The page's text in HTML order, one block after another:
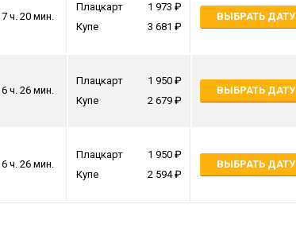
7 ч. 20 мин.
Плацкарт
1 973
Купе
3 681
ВЫБРАТЬ ДАТУ
6 ч. 26 мин.
Плацкарт
1 950
Купе
2 679
ВЫБРАТЬ ДАТУ
6 ч. 26 мин.
Плацкарт
1 950
Купе
2 594
ВЫБРАТЬ ДАТУ